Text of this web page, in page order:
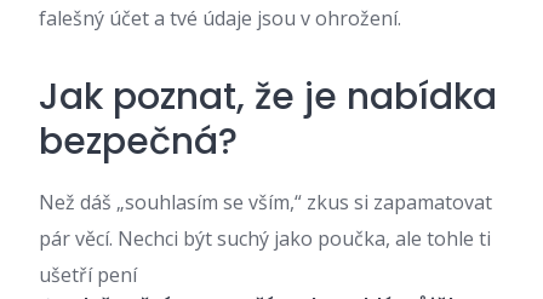
falešný účet a tvé údaje jsou v ohrožení.
Jak poznat, že je nabídka
bezpečná?
Než dáš „souhlasím se vším,“ zkus si zapamatovat
pár věcí. Nechci být suchý jako poučka, ale tohle ti
ušetří pení